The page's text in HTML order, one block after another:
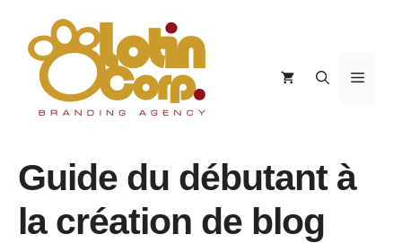
contenu
Menu
Guide du débutant à
la création de blog